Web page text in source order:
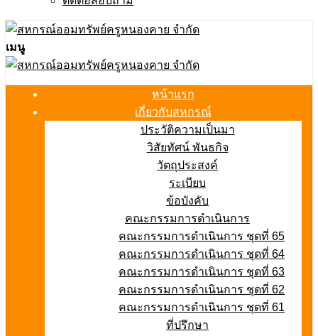
เมนู
หน้าแรก
เกี่ยวกับสหกรณ์
ประวัติความเป็นมา
วิสัยทัศน์ พันธกิจ
วัตถุประสงค์
ระเบียบ
ข้อบังคับ
คณะกรรมการดำเนินการ
คณะกรรมการดำเนินการ ชุดที่ 65
คณะกรรมการดำเนินการ ชุดที่ 64
คณะกรรมการดำเนินการ ชุดที่ 63
คณะกรรมการดำเนินการ ชุดที่ 62
คณะกรรมการดำเนินการ ชุดที่ 61
ที่ปรึกษา